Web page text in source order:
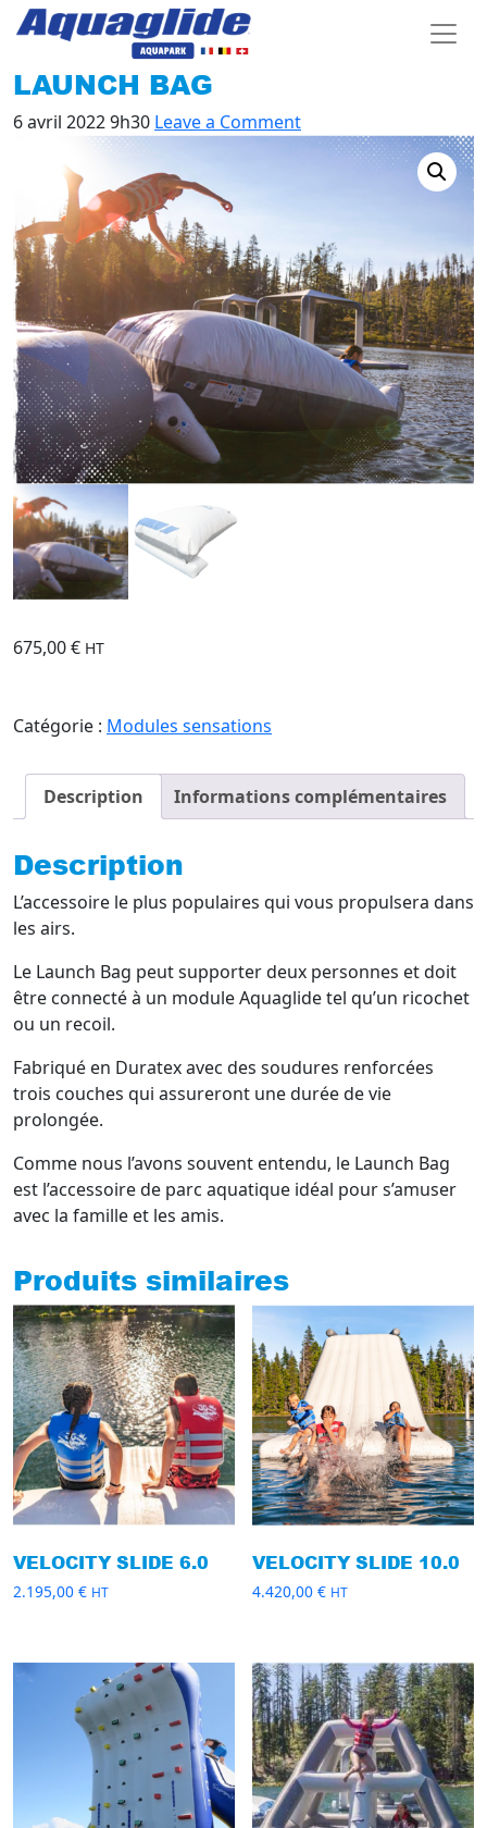
LAUNCH BAG
6 avril 2022 9h30 Leave a Comment
675,00€ HT
Catégorie : Modules sensations
Description Informations complémentaires
Description
L’accessoire le plus populaires qui vous propulsera dans
les airs.
Le Launch Bag peut supporter deux personnes et doit
être connecté à un module Aquaglide tel qu’un ricochet
ou un recoil.
Fabriqué en Duratex avec des soudures renforcées
trois couches qui assureront une durée de vie
prolongée.
Comme nous l’avons souvent entendu, le Launch Bag
est l’accessoire de parc aquatique idéal pour s’amuser
avec la famille et les amis.
Produits similaires
VELOCITY SLIDE 6.0
2.195,00 € HT
VELOCITY SLIDE 10.0
4.420,00€ HT